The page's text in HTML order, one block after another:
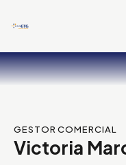
GESTOR COMERCIAL
Victoria